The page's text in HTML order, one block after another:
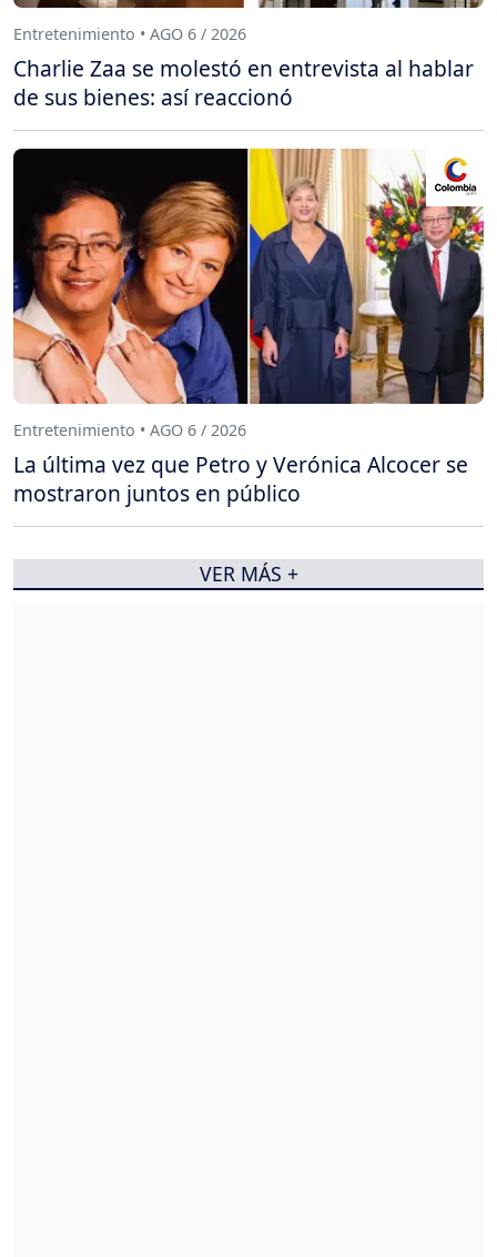
Entretenimiento • AGO 6 / 2026
Charlie Zaa se molestó en entrevista al hablar
de sus bienes: así reaccionó
Entretenimiento • AGO 6 / 2026
La última vez que Petro y Verónica Alcocer se
mostraron juntos en público
VER MÁS +